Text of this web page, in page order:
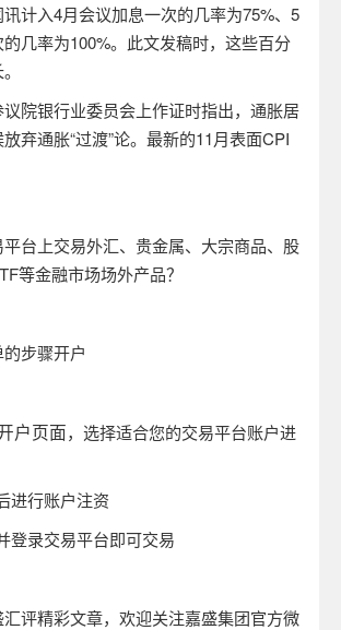
计入4月会议加息一次的几率为75%、 5
几率为100%。此文发稿时，这些百分
院银行业委员会上作证时指出，通胀居
弃通胀“过渡”论。最新的11月表面CPI
台上交易外汇、贵金属、大宗商品、股
等金融市场场外产品？
步骤开户
户页面，选择适合您的交易平台账户进
进行账户注资
登录交易平台即可交易
评精彩文章，欢迎关注嘉盛集团官方微